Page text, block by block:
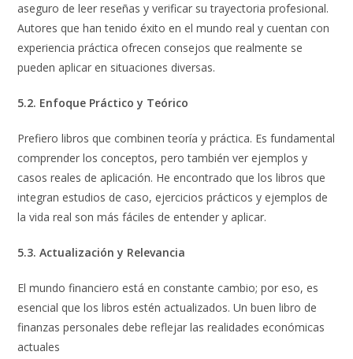
aseguro de leer reseñas y verificar su trayectoria profesional.
Autores que han tenido éxito en el mundo real y cuentan con
experiencia práctica ofrecen consejos que realmente se
pueden aplicar en situaciones diversas.
5.2. Enfoque Práctico y Teórico
Prefiero libros que combinen teoría y práctica. Es fundamental
comprender los conceptos, pero también ver ejemplos y
casos reales de aplicación. He encontrado que los libros que
integran estudios de caso, ejercicios prácticos y ejemplos de
la vida real son más fáciles de entender y aplicar.
5.3. Actualización y Relevancia
El mundo financiero está en constante cambio; por eso, es
esencial que los libros estén actualizados. Un buen libro de
finanzas personales debe reflejar las realidades económicas
actuales